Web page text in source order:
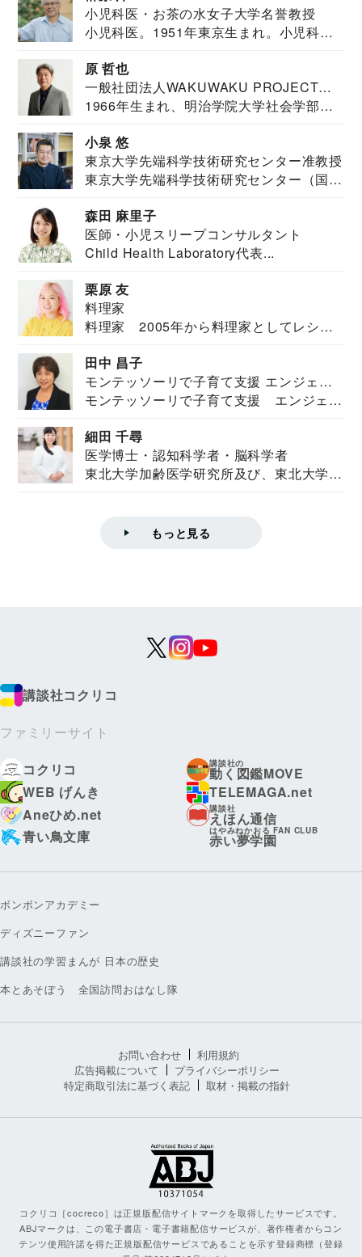
小児科医・お茶の水女子大学名誉教授
小児科医。1951年東京生まれ。小児科
原 哲也
一般社団法人WAKUWAKU PROJECT
JAPAN代表・言語聴覚士・社会福祉士
1966年生まれ、明治学院大学社会学部福
小泉 悠
東京大学先端科学技術研究センター准教授
東京大学先端科学技術研究センター（国際
森田 麻里子
医師・小児スリープコンサルタント
Child Health Laboratory代表...
栗原 友
料理家
料理家 2005年から料理家としてレシピ
田中 昌子
モンテッソーリで子育て支援 エンジェル
ズハウス研究所所長
モンテッソーリで子育て支援 エンジェル
細田 千尋
医学博士・認知科学者・脳科学者
東北大学加齢医学研究所及び、東北大学大
もっと見る
講談社コクリコ
ファミリーサイト
コクリコ
講談社の
動く図鑑MOVE
WEB げんき
TELEMAGA.net
Aneひめ.net
講談社
えほん通信
青い鳥文庫
はやみねかおる FAN CLUB
赤い夢学園
ボンボンアカデミー
ディズニーファン
講談社の学習まんが 日本の歴史
本とあそぼう 全国訪問おはなし隊
お問い合わせ
利用規約
広告掲載について
プライバシーポリシー
特定商取引法に基づく表記
取材・掲載の指針
コクリコ［cocreco］は正規版配信サイトマークを取得したサービスです。
ABJマークは、この電子書店・電子書籍配信サービスが、著作権者からコン
テンツ使用許諾を得た正規版配信サービスであることを示す登録商標（登録